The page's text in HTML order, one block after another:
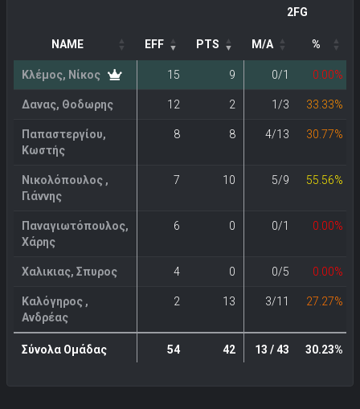
2FG
NAME EFF PTS M/A %
Κλέμος, Νίκος 15 9 0/1 0.00%
Δανας, Θοδωρης 12 2 1/3 33.33%
Παπαστεργίου,
Kωστής
8 8 4/13 30.77%
Νικολόπουλος ,
Γιάννης
7 10 5/9 55.56%
Παναγιωτόπουλος,
Χάρης
6 0 0/1 0.00%
Χαλικιας, Σπυρος 4 0 0/5 0.00%
Καλόγηρος ,
Ανδρέας
2 13 3/11 27.27%
Σύνολα Ομάδας 54 42 13 / 43 30.23%